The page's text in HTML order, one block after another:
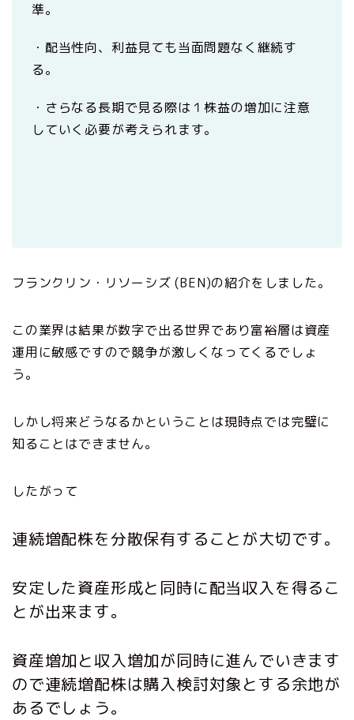
準。
・配当性向、利益見ても当面問題なく継続す
る。
・さらなる長期で見る際は１株益の増加に注意
していく必要が考えられます。
フランクリン・リソーシズ (BEN)の紹介をしました。
この業界は結果が数字で出る世界であり富裕層は資産
運用に敏感ですので競争が激しくなってくるでしょ
う。
しかし将来どうなるかということは現時点では完璧に
知ることはできません。
したがって
連続増配株を分散保有することが大切です。
安定した資産形成と同時に配当収入を得るこ
とが出来ます。
資産増加と収入増加が同時に進んでいきます
ので連続増配株は購入検討対象とする余地が
あるでしょう。